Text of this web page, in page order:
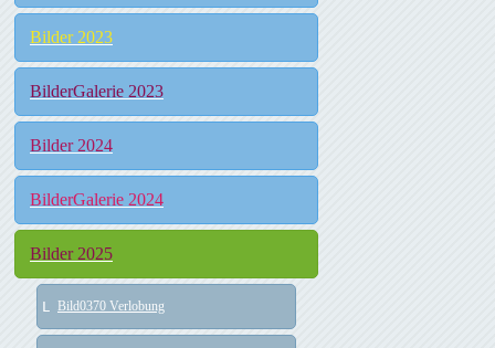
Bilder 2023
BilderGalerie 2023
Bilder 2024
BilderGalerie 2024
Bilder 2025
Bild0370 Verlobung